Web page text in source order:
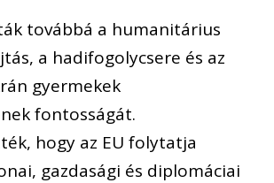
továbbá a humanitárius
a hadifogolycsere és az
gyermekek
fontosságát.
hogy az EU folytatja
gazdasági és diplomáciai